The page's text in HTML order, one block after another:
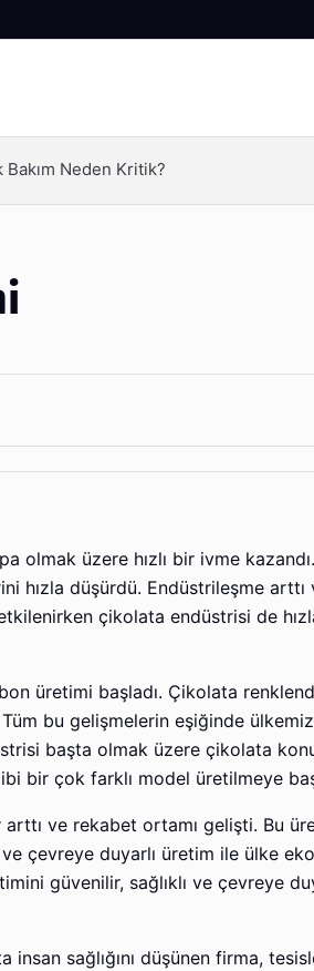
Neden Kritik?
olmak üzere hızlı bir ivme
hızla düşürdü. Endüstrileşme
çikolata endüstrisi de
üretimi başladı. Çikolata
bu gelişmelerin eşiğinde ülkemiz
başta olmak üzere çikolata
bir çok farklı model üretilmeye
ve rekabet ortamı gelişti. Bu
ve çevreye duyarlı üretim ile ülke
güvenilir, sağlıklı ve çevreye
sağlığını düşünen firma,